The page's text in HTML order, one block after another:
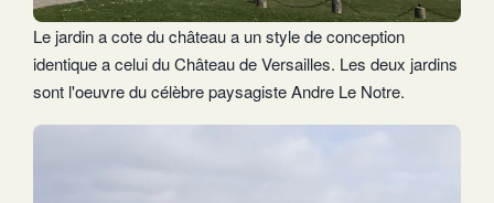
Le jardin a cote du château a un style de conception
identique a celui du Château de Versailles. Les deux jardins
sont l'oeuvre du célèbre paysagiste Andre Le Notre.